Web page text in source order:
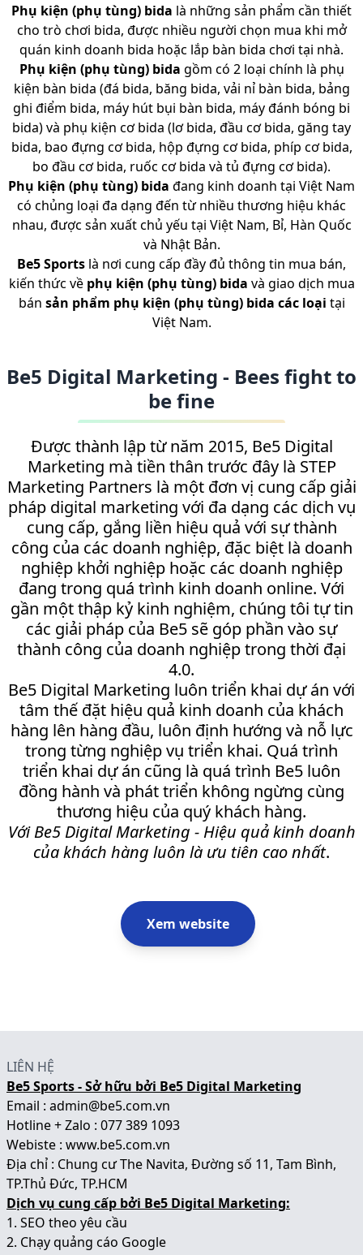
Phụ kiện (phụ tùng) bida là những sản phẩm cần thiết
cho trò chơi bida, được nhiều người chọn mua khi mở
quán kinh doanh bida hoặc lắp bàn bida chơi tại nhà.
Phụ kiện (phụ tùng) bida gồm có 2 loại chính là phụ
kiện bàn bida (đá bida, băng bida, vải nỉ bàn bida, bảng
ghi điểm bida, máy hút bụi bàn bida, máy đánh bóng bi
bida) và phụ kiện cơ bida (lơ bida, đầu cơ bida, găng tay
bida, bao đựng cơ bida, hộp đựng cơ bida, phíp cơ bida,
bo đầu cơ bida, ruốc cơ bida và tủ đựng cơ bida).
Phụ kiện (phụ tùng) bida đang kinh doanh tại Việt Nam
có chủng loại đa dạng đến từ nhiều thương hiệu khác
nhau, được sản xuất chủ yếu tại Việt Nam, Bỉ, Hàn Quốc
và Nhật Bản.
Be5 Sports là nơi cung cấp đầy đủ thông tin mua bán,
kiến thức về phụ kiện (phụ tùng) bida và giao dịch mua
bán sản phẩm phụ kiện (phụ tùng) bida các loại tại
Việt Nam.
Be5 Digital Marketing - Bees fight to
be fine
Được thành lập từ năm 2015, Be5 Digital
Marketing mà tiền thân trước đây là STEP
Marketing Partners là một đơn vị cung cấp giải
pháp digital marketing với đa dạng các dịch vụ
cung cấp, gắng liền hiệu quả với sự thành
công của các doanh nghiệp, đặc biệt là doanh
nghiệp khởi nghiệp hoặc các doanh nghiệp
đang trong quá trình kinh doanh online. Với
gần một thập kỷ kinh nghiệm, chúng tôi tự tin
các giải pháp của Be5 sẽ góp phần vào sự
thành công của doanh nghiệp trong thời đại
4.0.
Be5 Digital Marketing luôn triển khai dự án với
tâm thế đặt hiệu quả kinh doanh của khách
hàng lên hàng đầu, luôn định hướng và nỗ lực
trong từng nghiệp vụ triển khai. Quá trình
triển khai dự án cũng là quá trình Be5 luôn
đồng hành và phát triển không ngừng cùng
thương hiệu của quý khách hàng.
Với Be5 Digital Marketing - Hiệu quả kinh doanh
của khách hàng luôn là ưu tiên cao nhất.
Xem website
LIÊN HỆ
Be5 Sports - Sở hữu bởi Be5 Digital Marketing
Email : admin@be5.com.vn
Hotline + Zalo : 077 389 1093
Webiste : www.be5.com.vn
Địa chỉ : Chung cư The Navita, Đường số 11, Tam Bình,
TP.Thủ Đức, TP.HCM
Dịch vụ cung cấp bởi Be5 Digital Marketing:
1. SEO theo yêu cầu
2. Chạy quảng cáo Google